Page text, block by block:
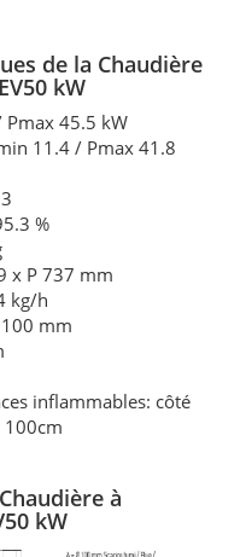
de la Chaudière
kW
Pmax 45.5 kW
11.4 / Pmax 41.8
%
x P 737 mm
kg/h
mm
inflammables: côté
à
kW